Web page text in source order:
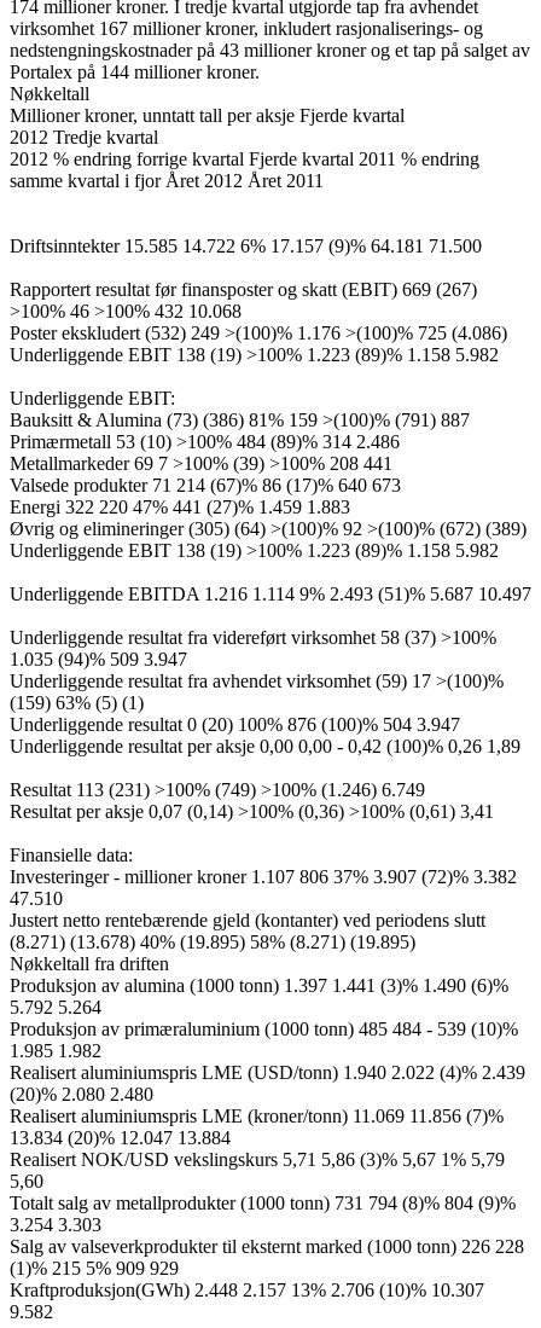
174 millioner kroner. I tredje kvartal utgjorde tap fra avhendet
virksomhet 167 millioner kroner, inkludert rasjonaliserings- og
nedstengningskostnader på 43 millioner kroner og et tap på salget av
Portalex på 144 millioner kroner.
Nøkkeltall
Millioner kroner, unntatt tall per aksje Fjerde kvartal
2012 Tredje kvartal
2012 % endring forrige kvartal Fjerde kvartal 2011 % endring
samme kvartal i fjor Året 2012 Året 2011
Driftsinntekter 15.585 14.722 6% 17.157 (9)% 64.181 71.500
Rapportert resultat før finansposter og skatt (EBIT) 669 (267)
>100% 46 >100% 432 10.068
Poster ekskludert (532) 249 >(100)% 1.176 >(100)% 725 (4.086)
Underliggende EBIT 138 (19) >100% 1.223 (89)% 1.158 5.982
Underliggende EBIT:
Bauksitt & Alumina (73) (386) 81% 159 >(100)% (791) 887
Primærmetall 53 (10) >100% 484 (89)% 314 2.486
Metallmarkeder 69 7 >100% (39) >100% 208 441
Valsede produkter 71 214 (67)% 86 (17)% 640 673
Energi 322 220 47% 441 (27)% 1.459 1.883
Øvrig og elimineringer (305) (64) >(100)% 92 >(100)% (672) (389)
Underliggende EBIT 138 (19) >100% 1.223 (89)% 1.158 5.982
Underliggende EBITDA 1.216 1.114 9% 2.493 (51)% 5.687 10.497
Underliggende resultat fra videreført virksomhet 58 (37) >100%
1.035 (94)% 509 3.947
Underliggende resultat fra avhendet virksomhet (59) 17 >(100)%
(159) 63% (5) (1)
Underliggende resultat 0 (20) 100% 876 (100)% 504 3.947
Underliggende resultat per aksje 0,00 0,00 - 0,42 (100)% 0,26 1,89
Resultat 113 (231) >100% (749) >100% (1.246) 6.749
Resultat per aksje 0,07 (0,14) >100% (0,36) >100% (0,61) 3,41
Finansielle data:
Investeringer - millioner kroner 1.107 806 37% 3.907 (72)% 3.382
47.510
Justert netto rentebærende gjeld (kontanter) ved periodens slutt
(8.271) (13.678) 40% (19.895) 58% (8.271) (19.895)
Nøkkeltall fra driften
Produksjon av alumina (1000 tonn) 1.397 1.441 (3)% 1.490 (6)%
5.792 5.264
Produksjon av primæraluminium (1000 tonn) 485 484 - 539 (10)%
1.985 1.982
Realisert aluminiumspris LME (USD/tonn) 1.940 2.022 (4)% 2.439
(20)% 2.080 2.480
Realisert aluminiumspris LME (kroner/tonn) 11.069 11.856 (7)%
13.834 (20)% 12.047 13.884
Realisert NOK/USD vekslingskurs 5,71 5,86 (3)% 5,67 1% 5,79
5,60
Totalt salg av metallprodukter (1000 tonn) 731 794 (8)% 804 (9)%
3.254 3.303
Salg av valseverkprodukter til eksternt marked (1000 tonn) 226 228
(1)% 215 5% 909 929
Kraftproduksjon(GWh) 2.448 2.157 13% 2.706 (10)% 10.307
9.582